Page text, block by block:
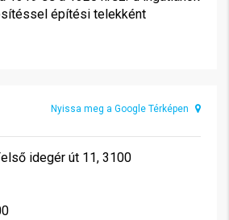
építési telekként
Nyissa meg a Google Térképen
idegér út 11, 3100